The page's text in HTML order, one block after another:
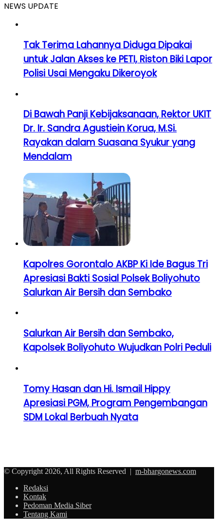
NEWS UPDATE
Tak Terima Lahannya Diduga Dipakai
untuk Jalan Akses ke PETI, Riston Biki Lapor
Polisi Usai Mengaku Dikeroyok
Di Bawah Panji Kebijaksanaan, Rektor UKIT
Dr. Ir. Sandra Agustiein Korua, M.Si.
Rayakan dalam Suasana Syukur yang
Mendalam
Kapolres Gorontalo AKBP Ki Ide Bagus Tri
Apresiasi Bakti Sosial Polsek Boliyohuto
Salurkan Air Bersih dan Sembako
Salurkan Air Bersih dan Sembako,
Kapolsek Boliyohuto Wujudkan Polri Peduli
Tomy Hasan dan Hi. Ismail Hippy
Apresiasi PGM, Program Pengembangan
SDM Lokal Berbuah Nyata
© Copyright 2026, All Rights Reserved | m-bhargonews.com
Redaksi
Kontak
Pedoman Media Siber
Tentang Kami